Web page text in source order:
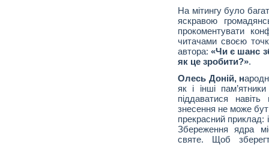
На мітингу було
яскравою
прокоментувати
читачами своєю
автора:«Чи є шанс
як це зробити?».
Олесь Доній, н
як і інші
піддаватися
знесення не може
прекрасний приклад:
Збереження ядра
святе. Щоб